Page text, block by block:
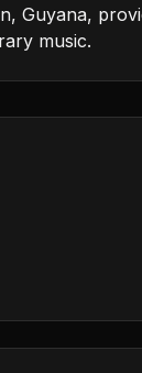
Guyana,
music.